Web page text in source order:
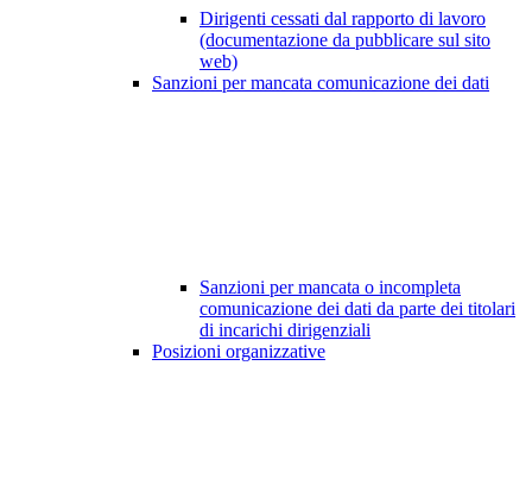
Dirigenti cessati dal rapporto di lavoro
(documentazione da pubblicare sul sito
web)
Sanzioni per mancata comunicazione dei dati
Sanzioni per mancata o incompleta
comunicazione dei dati da parte dei titolari
di incarichi dirigenziali
Posizioni organizzative